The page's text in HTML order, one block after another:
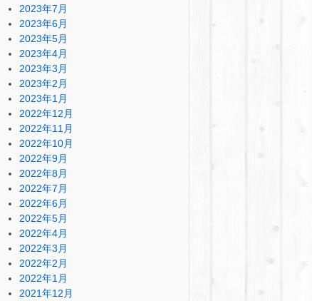
2023年7月
2023年6月
2023年5月
2023年4月
2023年3月
2023年2月
2023年1月
2022年12月
2022年11月
2022年10月
2022年9月
2022年8月
2022年7月
2022年6月
2022年5月
2022年4月
2022年3月
2022年2月
2022年1月
2021年12月